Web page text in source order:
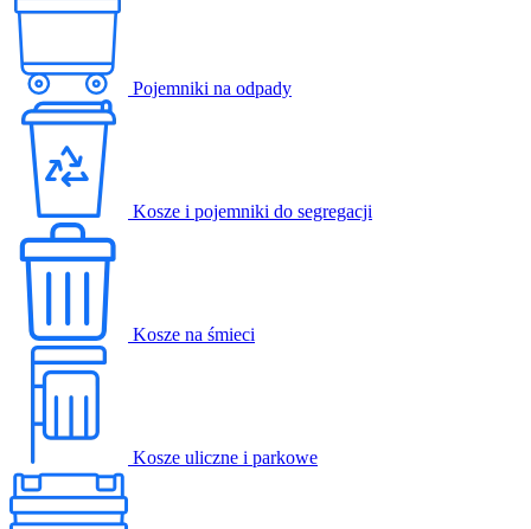
Pojemniki na odpady
Kosze i pojemniki do segregacji
Kosze na śmieci
Kosze uliczne i parkowe